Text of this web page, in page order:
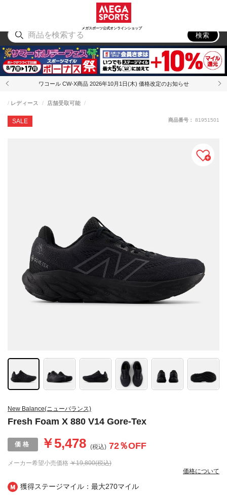
メガスポーツ公式オンラインショップ
アウトドア
検索
ワコール CW-X商品 2026年10月1日(木) 価格改定のお知らせ
獲得ステージマイル：最大270マイル
New Balance(ニューバランス)
Fresh Foam X 880 V14 Gore-Tex
SALE
レディース 店舗受取可能
メーカー希望小売価格 ￥19,800(税込)
￥5,478 (税込) 72％OFF
価格について
商品番号： 81951501